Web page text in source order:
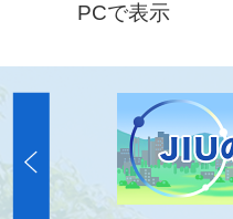
PCで表示